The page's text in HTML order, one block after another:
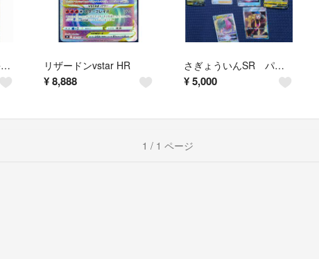
物語シリーズ 化物語〜戦物語 30巻セット リザードンvstar HR
¥8,888
さぎょういんSR パラダイムトリガー他7枚セット
¥ 5,000
1 / 1 ページ